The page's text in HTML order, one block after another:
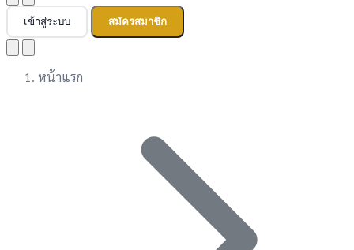
เข้าสู่ระบบ สมัครสมาชิก
หน้าแรก